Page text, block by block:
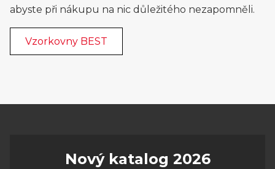
abyste při nákupu na nic důležitého nezapomněli.
Vzorkovny BEST
Nový katalog 2026